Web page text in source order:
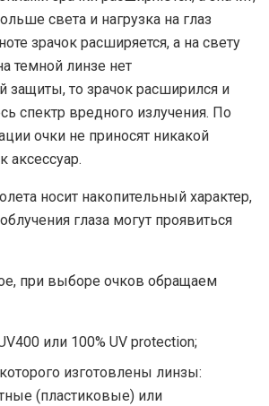
света и нагрузка на глаз
зрачок расширяется, а на свету
темной линзе нет
защиты, то зрачок расширился и
спектр вредного излучения. По
очки не приносят никакой
аксессуар.
носит накопительный характер,
глаза могут проявиться
при выборе очков обращаем
или 100% UV protection;
изготовлены линзы:
(пластиковые) или